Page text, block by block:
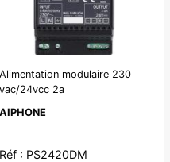
Alimentation modulaire 230
vac/24vcc 2a
AIPHONE
Réf : PS2420DM